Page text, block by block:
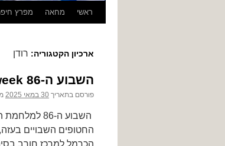
לדלגראשי מחאה מפרץ
ארכיון הקטגוריה: רודן
השבוע ה-86 week
פורסם בתאריך 30 במאי 2025